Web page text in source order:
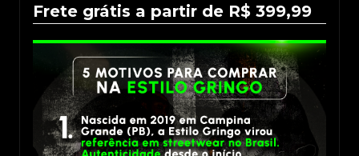
Frete grátis a partir de R$ 399,99